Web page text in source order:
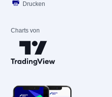
Drucken
Charts von